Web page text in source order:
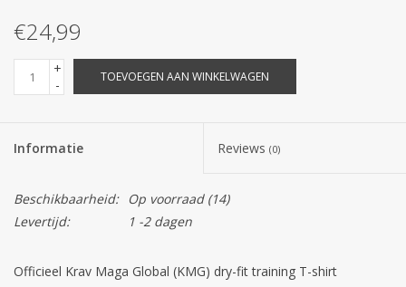
€24,99
+
-
TOEVOEGEN AAN WINKELWAGEN
Informatie Reviews (0)
Beschikbaarheid: Op voorraad(14)
Levertijd:
1 -2 dagen
Officieel Krav Maga Global (KMG) dry-fit training T-shirt